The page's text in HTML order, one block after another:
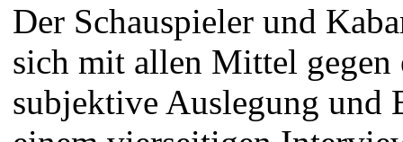
Der Schauspieler und
sich mit allen Mittel
subjektive Auslegung und